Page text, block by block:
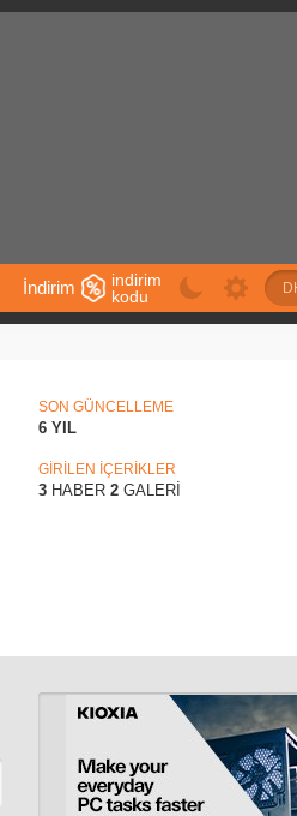
İndirim
Önerileri
indirim
kodu
SON GÜNCELLEME
6 YIL
GİRİLEN İÇERİKLER
3 HABER 2 GALERİ